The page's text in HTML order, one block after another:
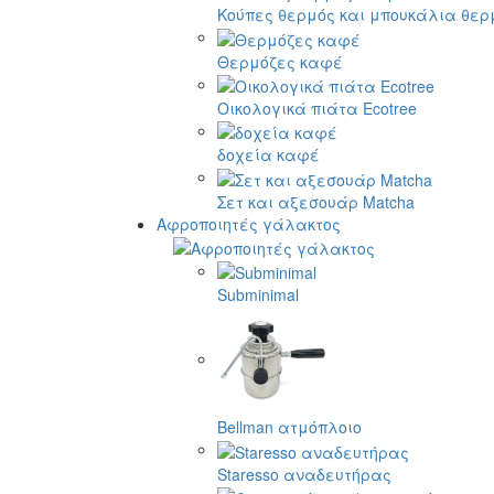
Κούπες θερμός και μπουκάλια
Θερμόζες καφέ
Οικολογικά πιάτα Ecotree
δοχεία καφέ
Σετ και αξεσουάρ Matcha
Αφροποιητές γάλακτος
Subminimal
Bellman ατμόπλοιο
Staresso αναδευτήρας